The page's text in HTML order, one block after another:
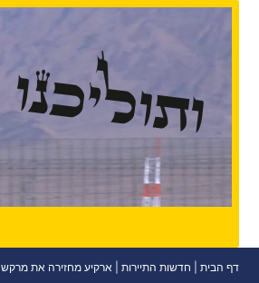
דף הבית חדשות התיירות ארקיע מחזירה את מרקש